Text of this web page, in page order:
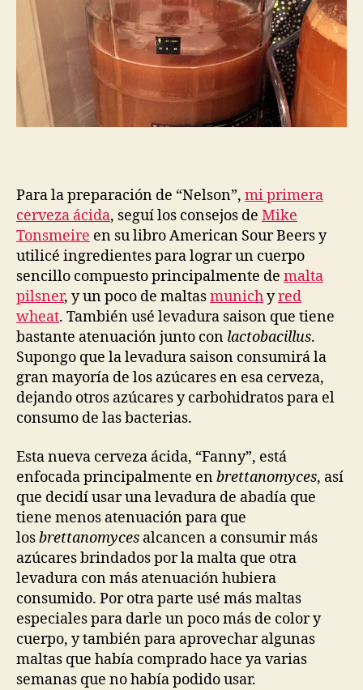
Para la preparación de “Nelson”, mi primera
cerveza ácida, seguí los consejos de Mike
Tonsmeire en su libro American Sour Beers y
utilicé ingredientes para lograr un cuerpo
sencillo compuesto principalmente de malta
pilsner, y un poco de maltasmunichyred
wheat. También usé levadura saison que tiene
bastante atenuación junto con lactobacillus.
Supongo que la levadura saison consumirá la
gran mayoría de los azúcares en esa cerveza,
dejando otros azúcares y carbohidratos para el
consumo de las bacterias.
Esta nueva cerveza ácida, “Fanny”, está
enfocada principalmente enbrettanomyces, así
que decidí usar una levadura de abadía que
tiene menos atenuación para que
losbrettanomyces alcancen a consumir más
azúcares brindados por la malta que otra
levadura con más atenuación hubiera
consumido. Por otra parte usé más maltas
especiales para darle un poco más de color y
cuerpo, y también para aprovechar algunas
maltas que había comprado hace ya varias
semanas que no había podido usar.